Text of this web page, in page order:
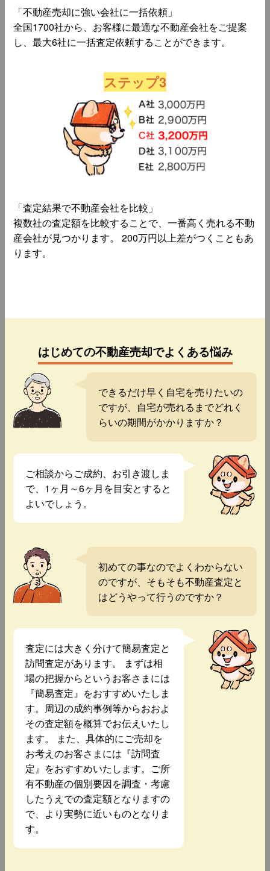
「不動産売却に強い会社に一括依頼」
全国1700社から、お客様に最適な不動産会社をご提案
し、最大6社に一括査定依頼することができます。
ステップ3
「査定結果で不動産会社を比較」
複数社の査定額を比較することで、一番高く売れる不動
産会社が見つかります。 200万円以上差がつくこともあ
ります。
はじめての不動産売却でよくある悩み
できるだけ早く自宅を売りたいの
ですが、自宅が売れるまでどれく
らいの期間がかかりますか？
ご相談からご成約、お引き渡しま
で、1ヶ月～6ヶ月を目安とすると
よいでしょう。
初めての事なのでよくわからない
のですが、そもそも不動産査定と
はどうやって行うのですか？
査定には大きく分けて簡易査定と
訪問査定があります。 まずは相
場の把握からというお客さまには
『簡易査定』をおすすめいたしま
す。周辺の成約事例等からおおよ
その査定額を概算でお伝えいたし
ます。 また、具体的にご売却を
お考えのお客さまには『訪問査
定』をおすすめいたします。ご所
有不動産の個別要因を調査・考慮
したうえでの査定額となりますの
で、より実勢に近いものとなりま
す。